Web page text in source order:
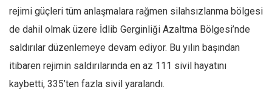
rejimi güçleri tüm anlaşmalara rağmen silahsızlanma bölgesi
de dahil olmak üzere İdlib Gerginliği Azaltma Bölgesi’nde
saldırılar düzenlemeye devam ediyor. Bu yılın başından
itibaren rejimin saldırılarında en az 111 sivil hayatını
kaybetti, 335’ten fazla sivil yaralandı.